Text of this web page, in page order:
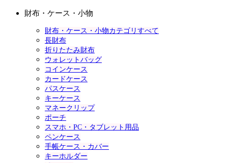
財布・ケース・小物
財布・ケース・小物カテゴリすべて
長財布
折りたたみ財布
ウォレットバッグ
コインケース
カードケース
パスケース
キーケース
マネークリップ
ポーチ
スマホ・PC・タブレット用品
ペンケース
手帳ケース・カバー
キーホルダー